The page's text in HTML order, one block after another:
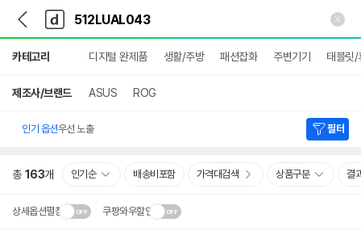
다
나
와
가
기
다
와
메
인
카테고리 디지털 완제품 생활/주방 패션잡화 주변기기 태블릿/
제조사/브랜드 ASUS ROG
인기 옵션우선 노출 필터
총 163개 인기순 배송비포함 가격대검색 상품구분 결
상세옵션펼침 쿠팡와우할인